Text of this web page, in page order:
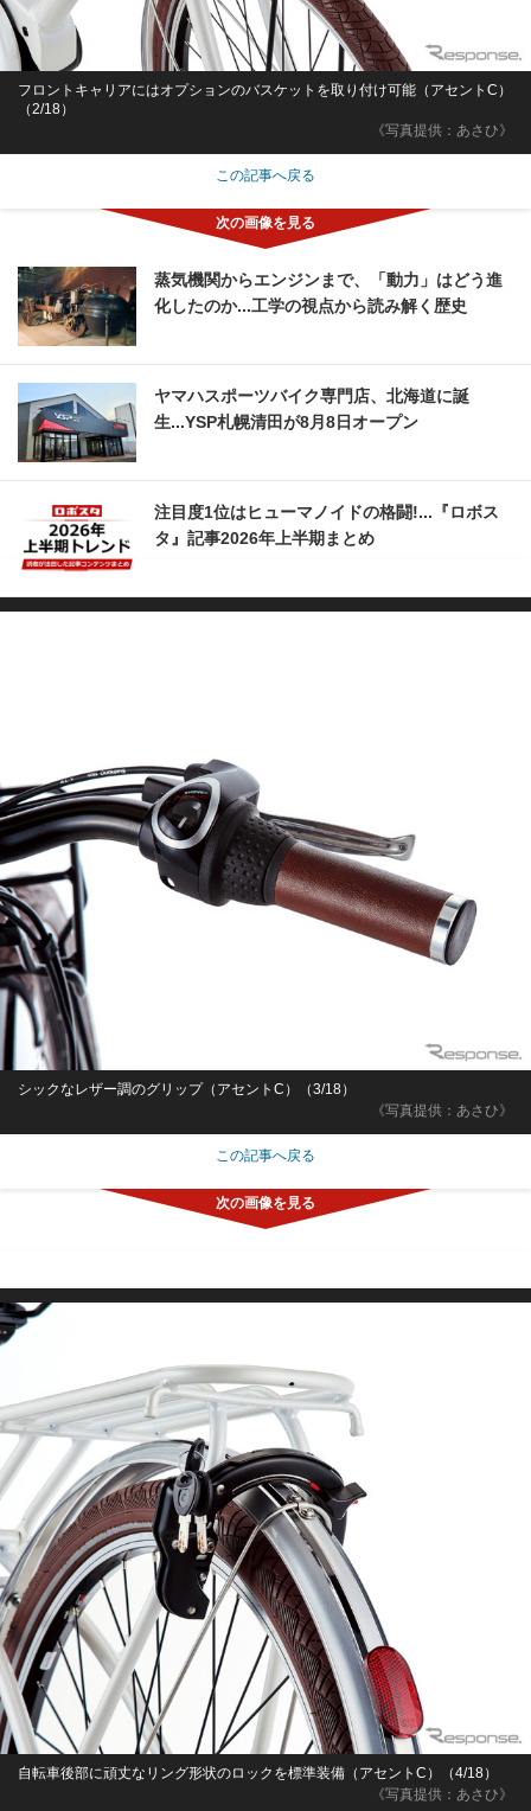
《写真提供：あさひ》
フロントキャリアにはオプションのバスケットを取り付け可能（アセントC）
（2/18）
この記事へ戻る
蒸気機関からエンジンまで、「動力」はどう進
化したのか...工学の視点から読み解く歴史
ヤマハスポーツバイク専門店、北海道に誕
生...YSP札幌清田が8月8日オープン
注目度1位はヒューマノイドの格闘!...『ロボス
タ』記事2026年上半期まとめ
《写真提供：あさひ》
シックなレザー調のグリップ（アセントC）（3/18）
この記事へ戻る
《写真提供：あさひ》
自転車後部に頑丈なリング形状のロックを標準装備（アセントC）（4/18）